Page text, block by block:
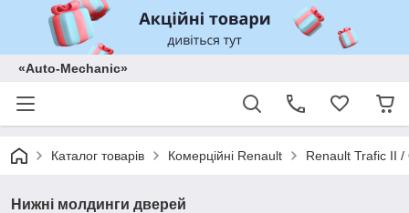
«Auto-Mechanic»
Каталог товарів Комерційні Renault Renault Trafic II
Нижні молдинги дверей